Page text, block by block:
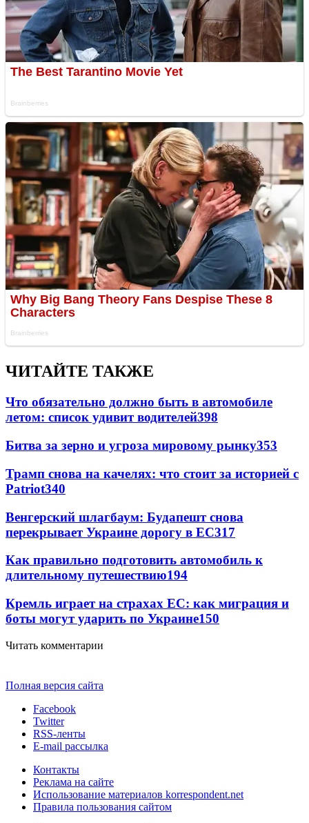
ЧИТАЙТЕ ТАКЖЕ
Что обязательно должно быть в автомобиле
летом: список удивит водителей398
Битва за зерно и угроза мировому рынку353
Трамп снова на качелях: что стоит за историей с
Patriot340
Венгерский шлагбаум: Будапешт снова
перекрывает Украине дорогу в ЕС317
Как правильно подготовить автомобиль к
длительному путешествию194
Кремль играет на страхах ЕС: как миграция и
боты могут ударить по Украине150
Читать комментарии
Полная версия сайта
Facebook
Twitter
RSS-ленты
E-mail рассылка
Контакты
Реклама на сайте
Использование материалов korrespondent.net
Правила пользования сайтом